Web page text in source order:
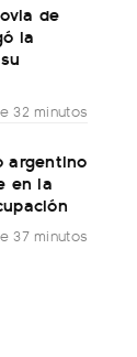
de
la
32 minutos
argentino
en la
37 minutos